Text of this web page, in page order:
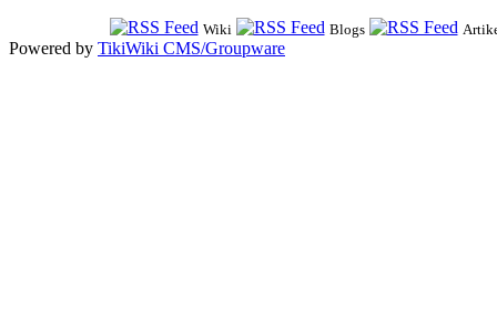
Wiki Blogs
Powered by TikiWiki CMS/Groupware